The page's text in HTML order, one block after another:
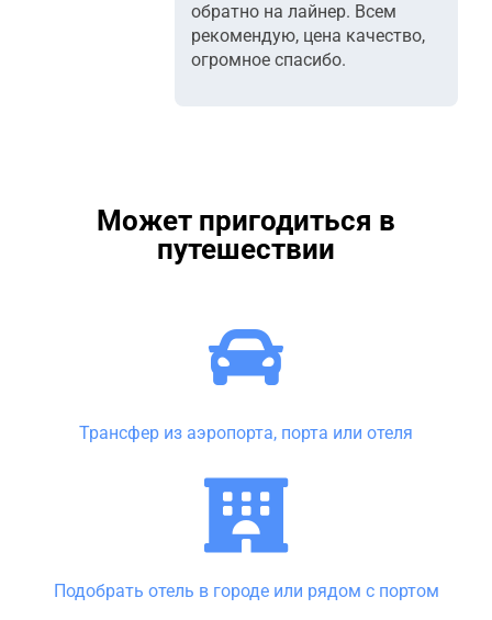
обратно на лайнер. Всем
рекомендую, цена качество,
огромное спасибо.
Может пригодиться в
путешествии
Трансфер из аэропорта, порта или отеля
Подобрать отель в городе или рядом с портом